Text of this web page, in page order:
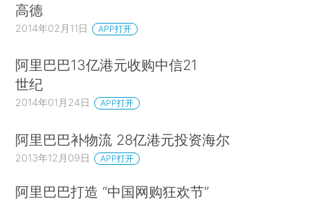
高德
2014年02月11日 APP打开
阿里巴巴13亿港元收购中信21
世纪
2014年01月24日 APP打开
阿里巴巴补物流 28亿港元投资海尔
2013年12月09日 APP打开
阿里巴巴打造 “中国网购狂欢节”